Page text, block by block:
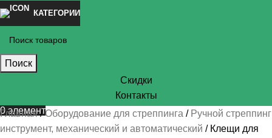
КАТЕГОРИИ
Поиск
Скидки
Контакты
0элемент
Главная Оборудование для стреппинга
Ручной стреппинг
инструмент, механический и автоматический
Клещи для